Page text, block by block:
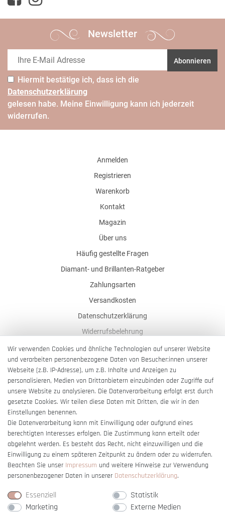
Newsletter
Abonnieren
Hiermit bestätige ich, dass ich die
Daten­schutz­erklärung
gelesen habe. Meine Einwilligung kann ich jederzeit
widerrufen.
Anmelden
Registrieren
Warenkorb
Kontakt
Magazin
Über uns
Häufig gestellte Fragen
Diamant- und Brillanten-Ratgeber
Zahlungsarten
Versandkosten
Datenschutzerklärung
Widerrufsbelehrung
AGB
Impressum
Barrierefreiheitserklärung
Vertrag widerrufen
Wir verwenden Cookies und ähnliche Technologien auf unserer Website
und verarbeiten personenbezogene Daten von Besucher:innen unserer
Webseite (z.B. IP-Adresse), um z.B. Inhalte und Anzeigen zu
personalisieren, Medien von Drittanbietern einzubinden oder Zugriffe auf
unsere Website zu analysieren. Die Datenverarbeitung erfolgt erst durch
gesetzte Cookies. Wir teilen diese Daten mit Dritten, die wir in den
Einstellungen benennen.
Die Datenverarbeitung kann mit Einwilligung oder aufgrund eines
berechtigten Interesses erfolgen. Die Zustimmung kann erteilt oder
abgelehnt werden. Es besteht das Recht, nicht einzuwilligen und die
Einwilligung zu einem späteren Zeitpunkt zu ändern oder zu widerrufen.
Beachten Sie unser Impressum und weitere Hinweise zur Verwendung
personenbezogener Daten in unserer Daten­schutz­erklärung.
Essenziell
Statistik
Marketing
Externe Medien